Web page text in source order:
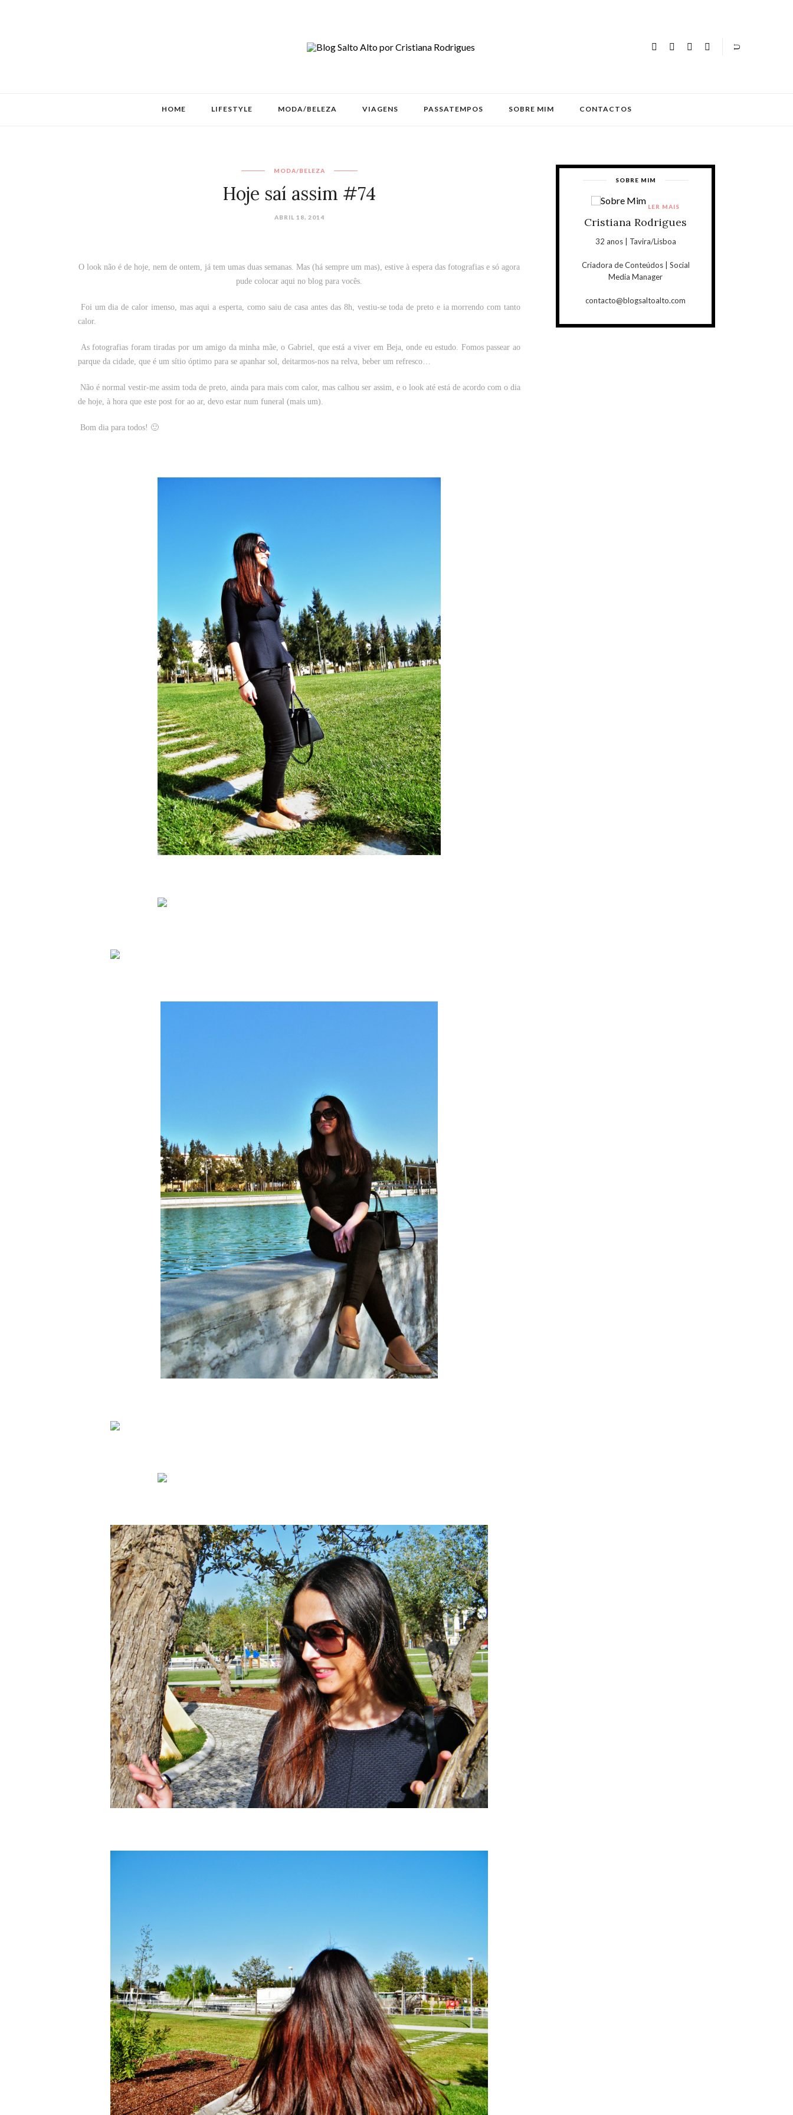
HOME LIFESTYLE MODA/BELEZA VIAGENS PASSATEMPOS SOBRE MIM CONTACTOS
MODA/BELEZA
Hoje saí assim #74
ABRIL 18, 2014
O look não é de hoje, nem de ontem, já tem umas duas semanas. Mas (há sempre um mas), estive à espera das fotografias e só agora
pude colocar aqui no blog para vocês.
Foi um dia de calor imenso, mas aqui a esperta, como saiu de casa antes das 8h, vestiu-se toda de preto e ia morrendo com tanto
calor.
As fotografias foram tiradas por um amigo da minha mãe, o Gabriel, que está a viver em Beja, onde eu estudo. Fomos passear ao
parque da cidade, que é um sítio óptimo para se apanhar sol, deitarmos-nos na relva, beber um refresco…
Não é normal vestir-me assim toda de preto, ainda para mais com calor, mas calhou ser assim, e o look até está de acordo com o dia
de hoje, à hora que este post for ao ar, devo estar num funeral (mais um).
Bom dia para todos! 🙂
SOBRE MIM
Cristiana Rodrigues
32 anos | Tavira/Lisboa
Criadora de Conteúdos | Social
Media Manager
contacto@blogsaltoalto.com
LER MAIS